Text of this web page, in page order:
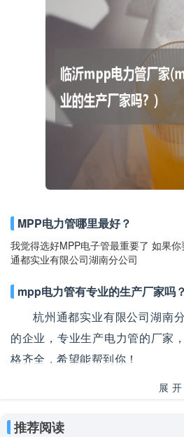
MPP电力管哪里最好？
我觉得选好MPP电子管最重要了 如果
通都实业有限公司湖南分公司
mpp电力管有专业的生产厂家吗？
杭州通都实业有限公司湖南
的企业，专业生产电力管的厂家
格齐全，希望能帮到你！
展
推荐阅读